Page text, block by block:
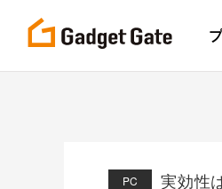
PC 実効性